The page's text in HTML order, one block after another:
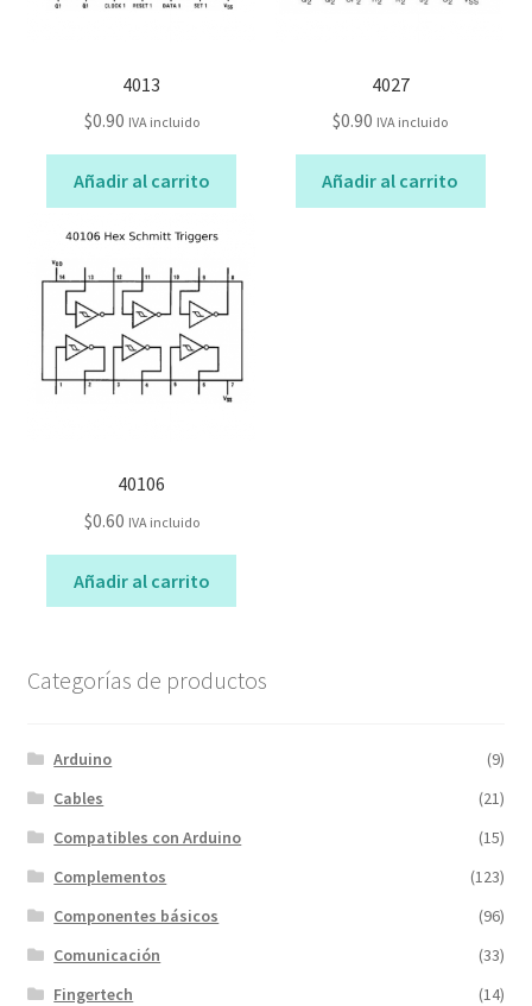
4013
$0.90 IVA incluido
Añadir al carrito
4027
$0.90 IVA incluido
Añadir al carrito
40106
$0.60 IVA incluido
Añadir al carrito
Categorías de productos
Arduino
(9)
Cables
(21)
Compatibles con Arduino
(15)
Complementos
(123)
Componentes básicos
(96)
Comunicación
(33)
Fingertech
(14)